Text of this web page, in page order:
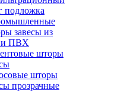
подложка
завесы из
ПВХ
шторы
шторы
прозрачные